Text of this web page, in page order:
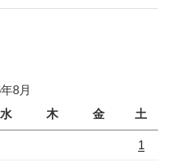
8月
水 木 金 土
1